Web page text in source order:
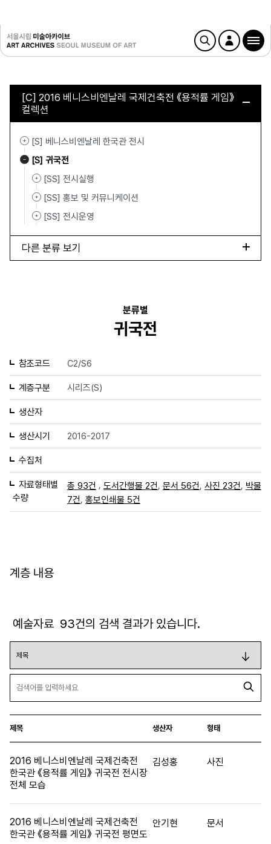
[C] 2016 베니스비엔날레 국제건축전 《용적률 게임》
컬렉션
[S] 베니스비엔날레 한국관 전시
[S] 귀국전
[SS] 전시실행
[SS] 홍보 및 커뮤니케이션
[SS] 전시운영
다른 분류 보기
분류별
귀국전
참조코드 C2/S6
계층구분 시리즈(S)
생산자
생산시기 2016-2017
수집처
자료형태별
수량
총 93건 , 도서간행물 2건 문서 56건 사진 23건
박물
7건, 홍보인쇄물 5건
계층 내용
예술자료 93건의 검색 결과가 있습니다.
제목 생산자 형태
2016 베니스비엔날레 국제건축전
한국관 《용적률 게임》 귀국전 전시장
전체 모습
김성홍 사진
2016 베니스비엔날레 국제건축전
한국관 《용적률 게임》 귀국전 평면도
안기현 문서